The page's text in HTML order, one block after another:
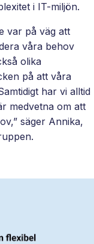
i IT-miljön.
var på väg att
våra behov
olika
på att våra
har vi alltid
medvetna om att
säger Annika,